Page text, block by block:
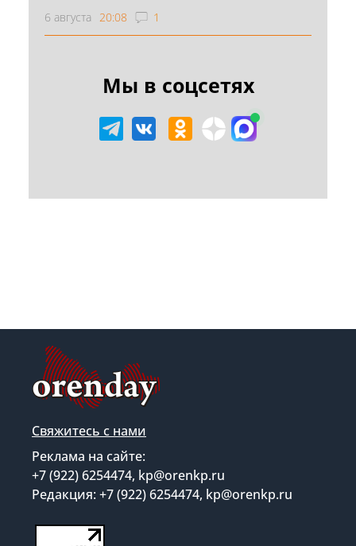
6 августа 20:08 1
Мы в соцсетях
Свяжитесь с нами
Реклама на сайте:
+7 (922) 6254474, kp@orenkp.ru
Редакция: +7 (922) 6254474, kp@orenkp.ru